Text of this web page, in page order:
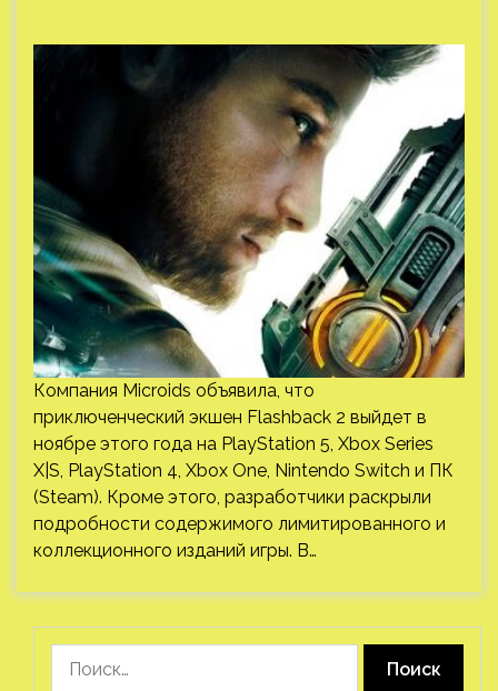
Компания Microids объявила, что
приключенческий экшен Flashback 2 выйдет в
ноябре этого года на PlayStation 5, Xbox Series
X|S, PlayStation 4, Xbox One, Nintendo Switch и ПК
(Steam). Кроме этого, разработчики раскрыли
подробности содержимого лимитированного и
коллекционного изданий игры. В…